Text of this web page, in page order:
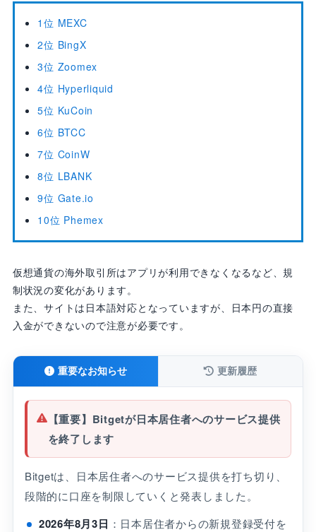
1位 MEXC
2位 BingX
3位 Zoomex
4位 Hyperliquid
5位 KuCoin
6位 BTCC
7位 CoinW
8位 LBANK
9位 Gate.io
10位 Phemex
仮想通貨の海外取引所はアプリが利用できなくなるなど、規
制状況の変化があります。
また、サイトは日本語対応となっていますが、日本円の直接
入金ができないので注意が必要です。
重要なお知らせ 更新履歴
【重要】Bitgetが日本居住者へのサービス提供
を終了します
Bitgetは、日本居住者へのサービス提供を打ち切り、
段階的に口座を制限していくと発表しました。
2026年8月3日 ：日本居住者からの新規登録受付を